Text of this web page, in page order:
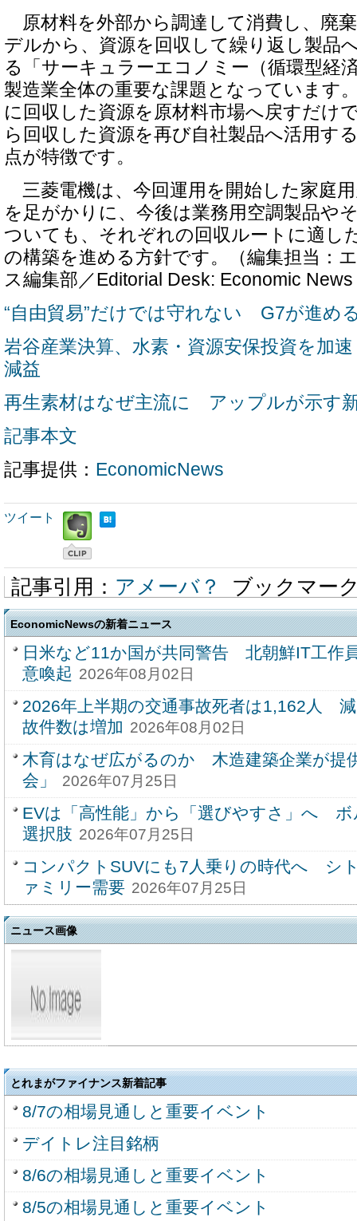
原材料を外部から調達して消費し、廃
デルから、資源を回収して繰り返し製品
る「サーキュラーエコノミー（循環型経
製造業全体の重要な課題となっています
に回収した資源を原材料市場へ戻すだけ
ら回収した資源を再び自社製品へ活用す
点が特徴です。
三菱電機は、今回運用を開始した家庭
を足がかりに、今後は業務用空調製品や
ついても、それぞれの回収ルートに適し
の構築を進める方針です。（編集担当：
ス編集部／Editorial Desk: Economic
“自由貿易”だけでは守れない G7が進め
岩谷産業決算、水素・資源安保投資を加
減益
再生素材はなぜ主流に アップルが示す
記事本文
記事提供： EconomicNews
ツイート
記事引用： アメーバ？ ブックマー
EconomicNewsの新着ニュース
日米など11か国が共同警告 北朝鮮IT工作
意喚起 2026年08月02日
2026年上半期の交通事故死者は1,162人
故件数は増加 2026年08月02日
木育はなぜ広がるのか 木造建築企業が提
会」
2026年07月25日
EVは「高性能」から「選びやすさ」へ
選択肢 2026年07月25日
コンパクトSUVにも7人乗りの時代へ シ
ァミリー需要 2026年07月25日
ニュース画像
とれまがファイナンス新着記事
8/7の相場見通しと重要イベント
デイトレ注目銘柄
8/6の相場見通しと重要イベント
8/5の相場見通しと重要イベント